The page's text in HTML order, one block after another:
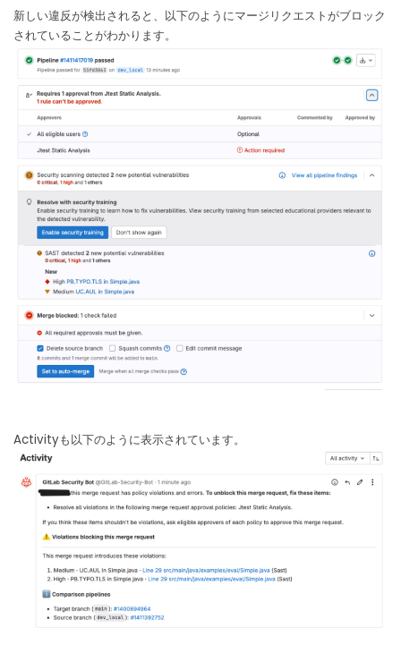
新しい違反が検出されると、以下のようにマージリクエストがブロック
されていることがわかります。
Activityも以下のように表示されています。